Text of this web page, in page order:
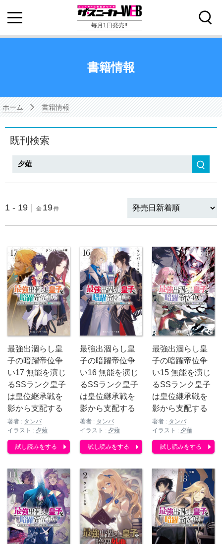
毎月1日発売!!
書籍情報
ホーム 書籍情報
既刊検索
1 - 19 全 19件
最強出涸らし皇
子の暗躍帝位争
い17 無能を演じ
るSSランク皇子
は皇位継承戦を
影から支配する
著者 : タンバ
イラスト : 夕薙
試し読みをする
最強出涸らし皇
子の暗躍帝位争
い16 無能を演じ
るSSランク皇子
は皇位継承戦を
影から支配する
著者 : タンバ
イラスト : 夕薙
試し読みをする
最強出涸らし皇
子の暗躍帝位争
い15 無能を演じ
るSSランク皇子
は皇位継承戦を
影から支配する
著者 : タンバ
イラスト : 夕薙
試し読みをする